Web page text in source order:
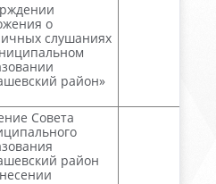
о
слушаниях
район»
Совета
район